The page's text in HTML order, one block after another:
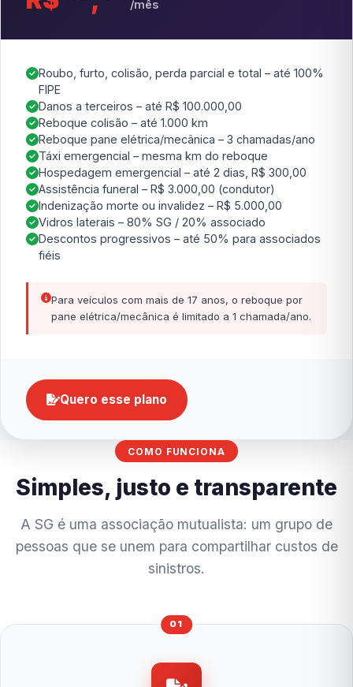
/mês
Roubo, furto, colisão, perda parcial e total – até 100%
FIPE
Danos a terceiros – até R$ 100.000,00
Reboque colisão – até 1.000 km
Reboque pane elétrica/mecânica – 3 chamadas/ano
Táxi emergencial – mesma km do reboque
Hospedagem emergencial – até 2 dias, R$ 300,00
Assistência funeral – R$ 3.000,00 (condutor)
Indenização morte ou invalidez – R$ 5.000,00
Vidros laterais – 80% SG / 20% associado
Descontos progressivos – até 50% para associados
fiéis
Para veículos com mais de 17 anos, o reboque por
pane elétrica/mecânica é limitado a 1 chamada/ano.
Quero esse plano
COMO FUNCIONA
Simples, justo e transparente
A SG é uma associação mutualista: um grupo de
pessoas que se unem para compartilhar custos de
sinistros.
01